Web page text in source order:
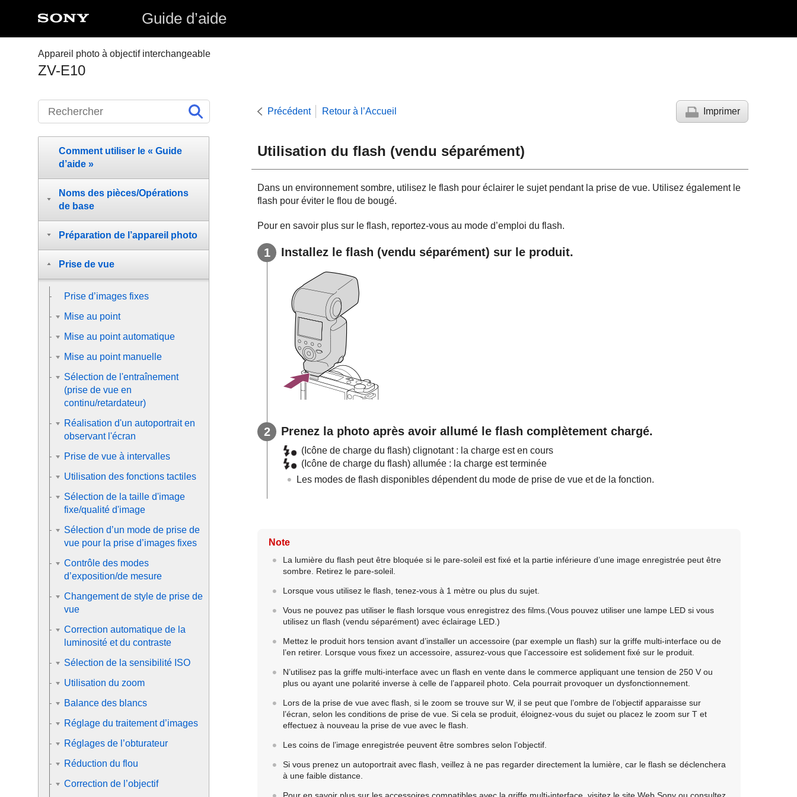
Guide d’aide
Appareil photo à objectif interchangeable
ZV-E10
Précédent Retour à l’Accueil Imprimer
Utilisation du flash (vendu séparément)
Dans un environnement sombre, utilisez le flash pour éclairer le sujet pendant la prise de vue. Utilisez également le
flash pour éviter le flou de bougé.
Pour en savoir plus sur le flash, reportez-vous au mode d’emploi du flash.
Installez le flash (vendu séparément) sur le produit.
Prenez la photo après avoir allumé le flash complètement chargé.
(Icône de charge du flash) clignotant : la charge est en cours
(Icône de charge du flash) allumée : la charge est terminée
Les modes de flash disponibles dépendent du mode de prise de vue et de la fonction.
Note
La lumière du flash peut être bloquée si le pare-soleil est fixé et la partie inférieure d’une image enregistrée peut être
sombre. Retirez le pare-soleil.
Lorsque vous utilisez le flash, tenez-vous à 1 mètre ou plus du sujet.
Vous ne pouvez pas utiliser le flash lorsque vous enregistrez des films.(Vous pouvez utiliser une lampe LED si vous
utilisez un flash (vendu séparément) avec éclairage LED.)
Mettez le produit hors tension avant d’installer un accessoire (par exemple un flash) sur la griffe multi-interface ou de
l’en retirer. Lorsque vous fixez un accessoire, assurez-vous que l’accessoire est solidement fixé sur le produit.
N’utilisez pas la griffe multi-interface avec un flash en vente dans le commerce appliquant une tension de 250 V ou
plus ou ayant une polarité inverse à celle de l’appareil photo. Cela pourrait provoquer un dysfonctionnement.
Lors de la prise de vue avec flash, si le zoom se trouve sur W, il se peut que l’ombre de l’objectif apparaisse sur
l’écran, selon les conditions de prise de vue. Si cela se produit, éloignez-vous du sujet ou placez le zoom sur T et
effectuez à nouveau la prise de vue avec le flash.
Les coins de l’image enregistrée peuvent être sombres selon l’objectif.
Si vous prenez un autoportrait avec flash, veillez à ne pas regarder directement la lumière, car le flash se déclenchera
à une faible distance.
Comment utiliser le « Guide
d’aide »
Noms des pièces/Opérations
de base
Préparation de l’appareil photo
Prise de vue
Prise d’images fixes
Mise au point
Mise au point automatique
Mise au point manuelle
Sélection de l'entraînement
(prise de vue en
continu/retardateur)
Réalisation d'un autoportrait en
observant l'écran
Prise de vue à intervalles
Utilisation des fonctions tactiles
Sélection de la taille d'image
fixe/qualité d'image
Sélection d’un mode de prise de
vue pour la prise d’images fixes
Contrôle des modes
d’exposition/de mesure
Changement de style de prise de
vue
Correction automatique de la
luminosité et du contraste
Sélection de la sensibilité ISO
Utilisation du zoom
Balance des blancs
Réglage du traitement d’images
Réglages de l’obturateur
Réduction du flou
Correction de l’objectif